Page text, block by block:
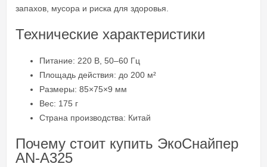
запахов, мусора и риска для здоровья.
Технические характеристики
Питание: 220 В, 50–60 Гц
Площадь действия: до 200 м²
Размеры: 85×75×9 мм
Вес: 175 г
Страна производства: Китай
Почему стоит купить ЭкоСнайпер
AN-A325